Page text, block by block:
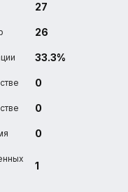
27
26
33.3%
0
0
0
1